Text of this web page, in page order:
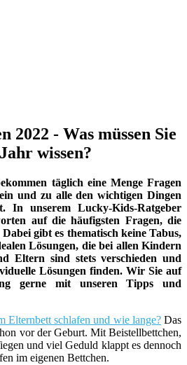
2022 - Was müssen Sie
wissen?
täglich eine Menge Fragen
und zu alle den wichtigen Dingen
In unserem Lucky-Kids-Ratgeber
auf die häufigsten Fragen, die
gibt es thematisch keine Tabus,
Lösungen, die bei allen Kindern
Eltern sind stets verschieden und
Lösungen finden. Wir Sie auf
gerne mit unseren Tipps und
Elternbett schlafen und wie lange?Das
vor der Geburt. Mit Beistellbettchen,
und viel Geduld klappt es dennoch
im eigenen Bettchen.